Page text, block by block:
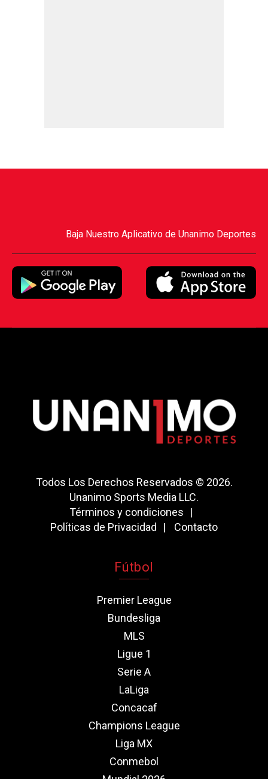
Baja Nuestro Aplicativo de Unanimo Deportes
Todos Los Derechos Reservados © 2026.
Unanimo Sports Media LLC.
Términos y condiciones
Políticas de Privacidad
Contacto
Fútbol
Premier League
Bundesliga
MLS
Ligue 1
Serie A
LaLiga
Concacaf
Champions League
Liga MX
Conmebol